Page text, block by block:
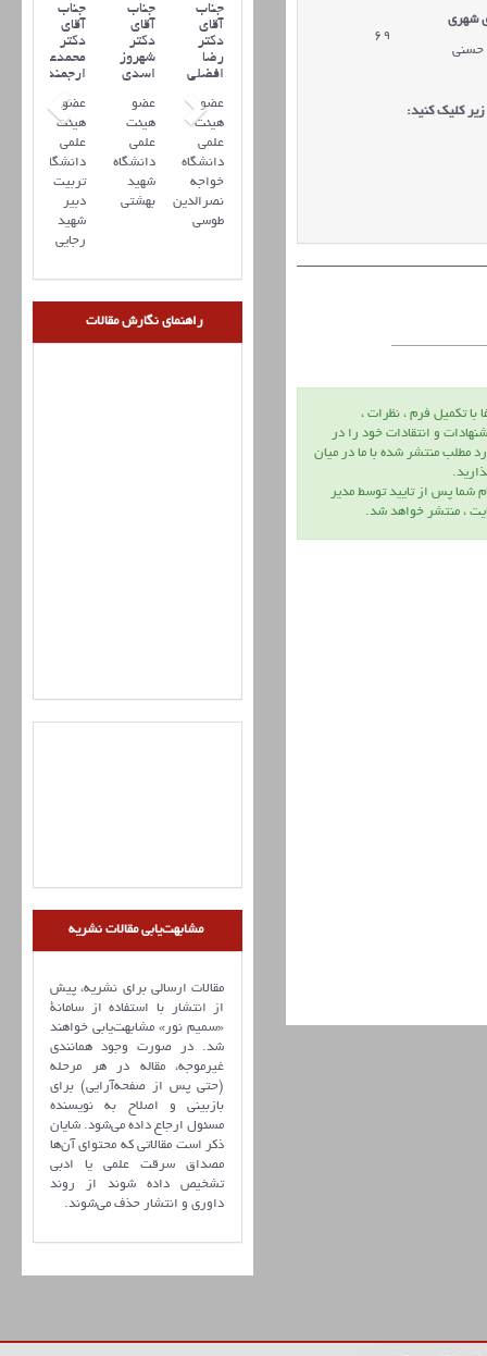
شهری
69
حسنی
کلیک کنید:
با تكميل فرم ، نظرات ،
و انتقادات خود را در
مطلب منتشر شده با ما در ميان
شما پس از تاييد توسط مدير
، منتشر خواهد شد.
جناب
آقای
دکتر
محمدعلی
ارجمند
عضو
هیئت
علمی
دانشگاه
تربیت
دبیر
شهید
رجایی
جناب
آقای
دکتر
شهروز
اسدی
عضو
هیئت
علمی
دانشگاه
شهید
بهشتی
جناب
آقای
دکتر
رضا
افضلي
عضو
هیئت
علمی
دانشگاه
خواجه
نصرالدین
طوسی
راهنمای نگارش مقالات
مشابهت‌یابی مقالات نشریه
مقالات ارسالی برای نشریه، پیش
از انتشار با استفاده از سامانۀ
«سمیم نور» مشابهت‌یابی خواهند
شد. در صورت وجود همانندی
غیرموجه، مقاله در هر مرحله
(حتی پس از صفحه‌آرایی) برای
بازبینی و اصلاح به نویسنده
مسئول ارجاع داده می‌شود. شایان
ذکر است مقالاتی که محتوای آن‌ها
مصداق سرقت علمی یا ادبی
تشخیص داده شوند از روند
داوری و انتشار حذف می‌شوند.